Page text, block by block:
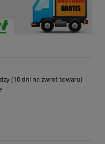
(10 dni na zwrot towaru)